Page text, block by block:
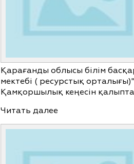
Қарағанды облысы білім
мектебі ( ресурстық
Қамқоршылық кеңесін
Читать далее